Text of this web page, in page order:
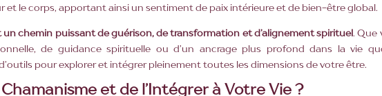
et le corps, apportant ainsi un sentiment de paix intérieure et de bien-être global.
chemin puissant de guérison, de transformation et d’alignement spirituel. Que
de guidance spirituelle ou d’un ancrage plus profond dans la vie
pour explorer et intégrer pleinement toutes les dimensions de votre être.
et de l’Intégrer à Votre Vie ?